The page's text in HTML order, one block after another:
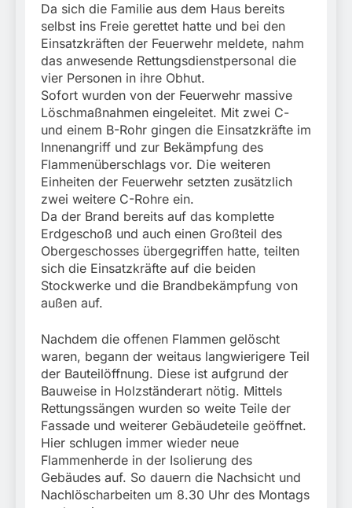
Da sich die Familie aus dem Haus bereits
selbst ins Freie gerettet hatte und bei den
Einsatzkräften der Feuerwehr meldete, nahm
das anwesende Rettungsdienstpersonal die
vier Personen in ihre Obhut.
Sofort wurden von der Feuerwehr massive
Löschmaßnahmen eingeleitet. Mit zwei C-
und einem B-Rohr gingen die Einsatzkräfte im
Innenangriff und zur Bekämpfung des
Flammenüberschlags vor. Die weiteren
Einheiten der Feuerwehr setzten zusätzlich
zwei weitere C-Rohre ein.
Da der Brand bereits auf das komplette
Erdgeschoß und auch einen Großteil des
Obergeschosses übergegriffen hatte, teilten
sich die Einsatzkräfte auf die beiden
Stockwerke und die Brandbekämpfung von
außen auf.
Nachdem die offenen Flammen gelöscht
waren, begann der weitaus langwierigere Teil
der Bauteilöffnung. Diese ist aufgrund der
Bauweise in Holzständerart nötig. Mittels
Rettungssängen wurden so weite Teile der
Fassade und weiterer Gebäudeteile geöffnet.
Hier schlugen immer wieder neue
Flammenherde in der Isolierung des
Gebäudes auf. So dauern die Nachsicht und
Nachlöscharbeiten um 8.30 Uhr des Montags